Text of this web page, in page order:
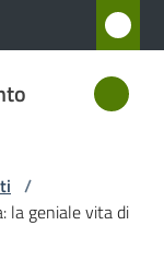
/
la geniale vita di